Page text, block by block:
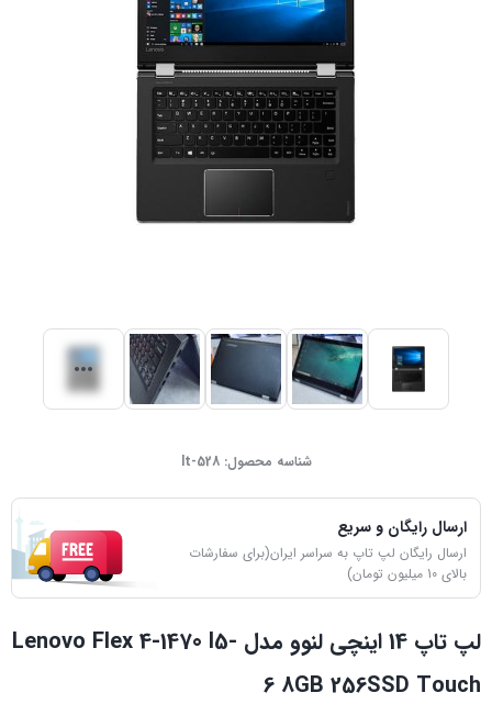
شناسه محصول:lt-528
ارسال رایگان و سریع
ارسال رایگان لپ تاپ به سراسر ایران(برای سفارشات
بالای 10 میلیون تومان)
لپ تاپ 14 اینچی لنوو مدل Lenovo Flex 4-1470 I5-
6 8GB 256SSD Touch